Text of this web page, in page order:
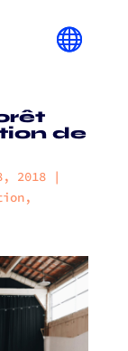
de
2018|
,